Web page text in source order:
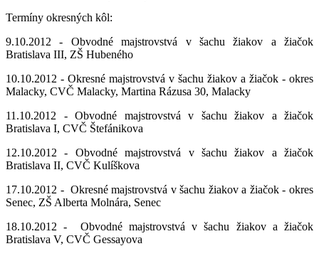
Termíny okresných kôl:
9.10.2012 - Obvodné majstrovstvá v šachu žiakov a žiačok
Bratislava III, ZŠ Hubeného
10.10.2012 - Okresné majstrovstvá v šachu žiakov a žiačok - okres
Malacky, CVČ Malacky, Martina Rázusa 30, Malacky
11.10.2012 - Obvodné majstrovstvá v šachu žiakov a žiačok
Bratislava I, CVČ Štefánikova
12.10.2012 - Obvodné majstrovstvá v šachu žiakov a žiačok
Bratislava II, CVČ Kulíškova
17.10.2012 - Okresné majstrovstvá v šachu žiakov a žiačok - okres
Senec, ZŠ Alberta Molnára, Senec
18.10.2012 - Obvodné majstrovstvá v šachu žiakov a žiačok
Bratislava V, CVČ Gessayova